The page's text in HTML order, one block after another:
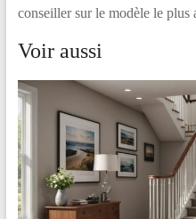
conseiller sur le modèle le plus
Voir aussi